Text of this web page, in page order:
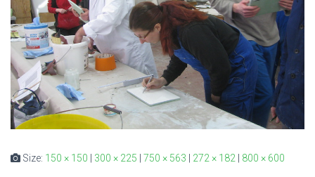
Size: 150 × 150 | 300 × 225 | 750 × 563 | 272 × 182 | 800 × 600